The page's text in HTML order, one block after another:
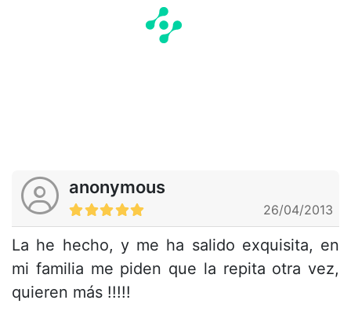
anonymous
26/04/2013
La he hecho, y me ha salido exquisita, en
mi familia me piden que la repita otra vez,
quieren más !!!!!